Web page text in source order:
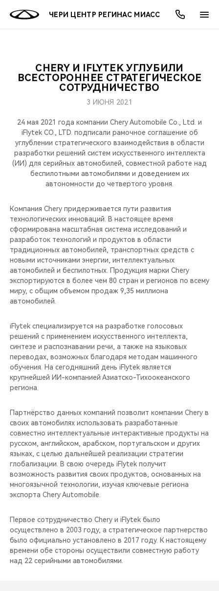
ЧЕРИ ЦЕНТР РЕГИНАС МИАСС
МОДЕЛИ
СЕДАНЫ
ПОКУПАТЕЛЯМ
КРЕДИТ И СТРАХОВАНИЕ
ВЛАДЕЛЬЦАМ
ЗАПЧАСТИ И АКСЕССУАРЫ
ПОДДЕРЖКА
CHERY CONNECT
МИР CHERY
О БРЕНДЕ
CHERY В СОЦСЕТЯХ
ЛЮДИ CHERY
CHERY REMOTE
CHERY И СПОРТ
НАШИ МЕРОПРИЯТИЯ
ВИДЕООБЗОРЫ
АКЦИИ
ОНЛАЙН СЕРВИСЫ
КРЕДИТ
О КОМПАНИИ
МЫ В СОЦСЕТЯХ
CHERY И IFLYTEK УГЛУБИЛИ
ВСЕСТОРОННЕЕ СТРАТЕГИЧЕСКОЕ
СОТРУДНИЧЕСТВО
3 ИЮНЯ 2021
24 мая 2021 года компании Chery Automobile Co., Ltd. и
iFlytek CO., LTD. подписали рамочное соглашение об
углублении стратегического взаимодействия в области
разработки решений систем искусственного интеллекта
(ИИ) для серийных автомобилей, совместной работе над
беспилотными автомобилями и доведением их
автономности до четвертого уровня.
Компания Chery придерживается пути развития
технологических инноваций. В настоящее время
сформирована масштабная система исследований и
разработок технологий и продуктов в области
традиционных автомобилей, транспортных средств с
новыми источниками энергии, интеллектуальных
автомобилей и беспилотных. Продукция марки Chery
экспортируются в более чем 80 стран и регионов по всему
миру, с общим объемом продаж 9,35 миллиона
автомобилей.
iFlytek специализируется на разработке голосовых
решений с применением искусственного интеллекта,
синтезе и распознавании речи, а также на языковых
переводах, возможных благодаря методам машинного
обучения. На сегодняшний день iFlytek является
крупнейшей ИИ-компанией Азиатско-Тихоокеанского
региона.
Партнёрство данных компаний позволит компании Chery в
своих автомобилях использовать разработанные
совместно интеллектуальные интерактивные продукты на
русском, английском, арабском, португальском и других
языках, с целью дальнейшей реализации стратегии
глобализации. В свою очередь iFlytek получит
возможность развития своих продуктов, основанных на
многоязычной технологии, изучая ключевые региона
экспорта Chery Automobile.
Первое сотрудничество Chery и iFlytek было
осуществлено в 2003 году, а стратегическое партнерство
было официально установлено в 2017 году. К настоящему
времени обе стороны осуществили совместную работу
над 22 серийными автомобилями.